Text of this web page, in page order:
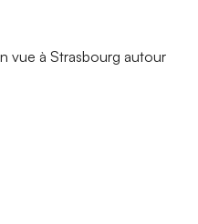
vue à Strasbourg autour